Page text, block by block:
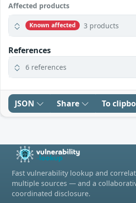
Affected products
Known affected 3 products
References
6 references
JSON Share To
Fast vulnerability lookup and
multiple sources — and a
coordinated disclosure.